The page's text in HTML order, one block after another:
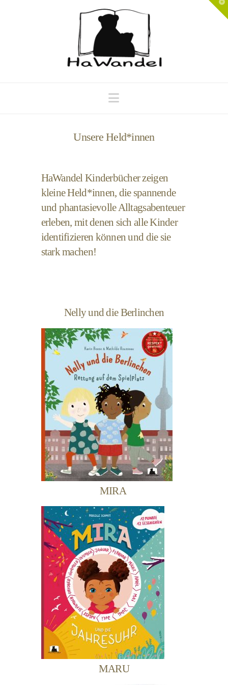
Navigation
Unsere Held*innen
HaWandel Kinderbücher zeigen
kleine Held*innen, die spannende
und phantasievolle Alltagsabenteuer
erleben, mit denen sich alle Kinder
identifizieren können und die sie
stark machen!
Nelly und die Berlinchen
MIRA
MARU